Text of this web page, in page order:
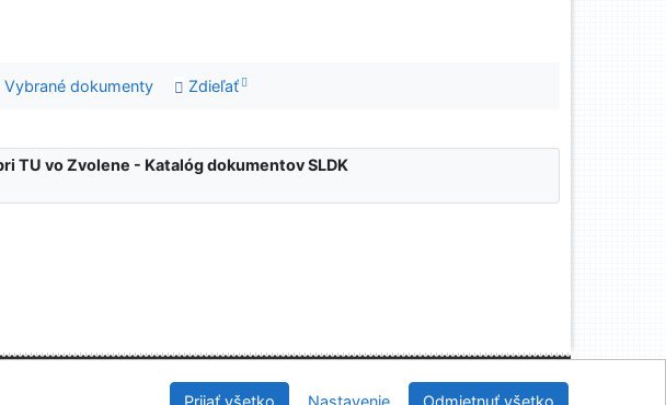
Vybrané dokumenty Zdieľať
TU vo Zvolene - Katalóg dokumentov SLDK
Slovenská lesnícka a drevárska knižnica pri Technickej univerzite
Prijať všetko Nastavenie Odmietnuť všetko